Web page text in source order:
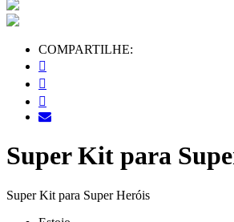
COMPARTILHE:
Super Kit para
Super Kit para Super Heróis